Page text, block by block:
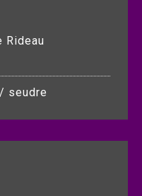
Rideau
seudre